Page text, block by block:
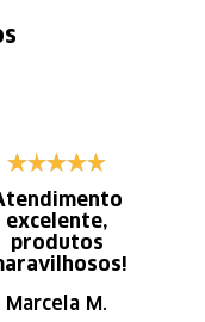
excelente,
produtos
Marcela M.